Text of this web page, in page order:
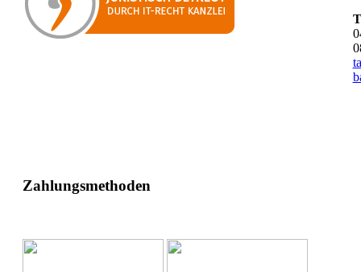
Zahlungsmethoden